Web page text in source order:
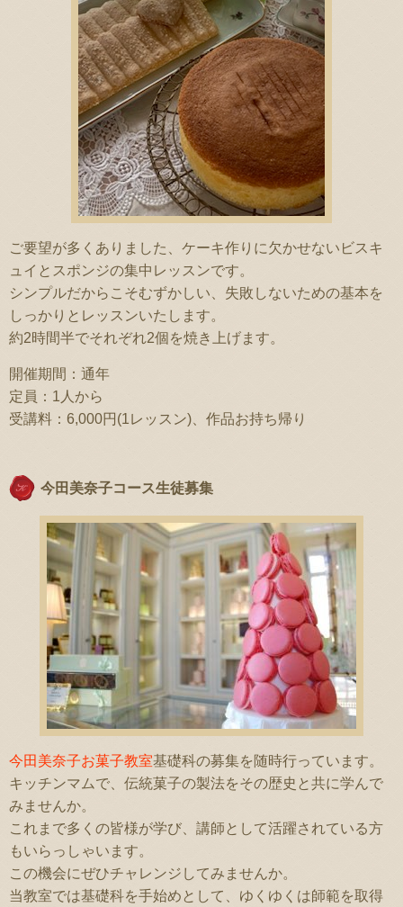
ご要望が多くありました、ケーキ作りに欠かせないビスキ
ュイとスポンジの集中レッスンです。
シンプルだからこそむずかしい、失敗しないための基本を
しっかりとレッスンいたします。
約2時間半でそれぞれ2個を焼き上げます。
開催期間：通年
定員：1人から
受講料：6,000円(1レッスン)、作品お持ち帰り
今田美奈子コース生徒募集
今田美奈子お菓子教室基礎科の募集を随時行っています。
キッチンマムで、伝統菓子の製法をその歴史と共に学んで
みませんか。
これまで多くの皆様が学び、講師として活躍されている方
もいらっしゃいます。
この機会にぜひチャレンジしてみませんか。
当教室では基礎科を手始めとして、ゆくゆくは師範を取得